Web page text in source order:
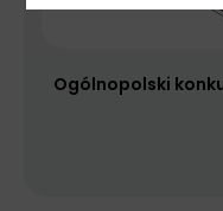
Ogólnopolski